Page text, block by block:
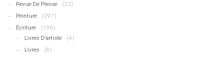
Revue De Presse
(22)
Peinture
(297)
Écriture
(196)
Livres D’artiste
(4)
Livres
(8)